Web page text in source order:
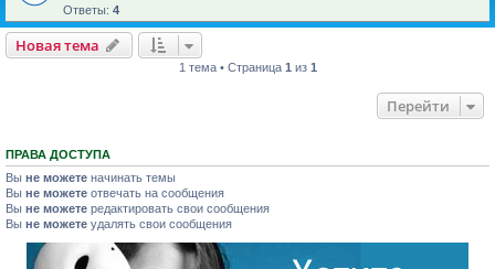
Ответы: 4
Новая тема
1 тема • Страница 1 из 1
Перейти
ПРАВА ДОСТУПА
Вы не можете начинать темы
Вы не можете отвечать на сообщения
Вы не можете редактировать свои сообщения
Вы не можете удалять свои сообщения